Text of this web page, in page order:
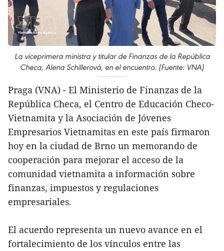
La viceprimera ministra y titular de Finanzas de la República
Checa, Alena Schillerová, en el encuentro. (Fuente: VNA)
Praga (VNA) - El Ministerio de Finanzas de la
República Checa, el Centro de Educación Checo-
Vietnamita y la Asociación de Jóvenes
Empresarios Vietnamitas en este país firmaron
hoy en la ciudad de Brno un memorando de
cooperación para mejorar el acceso de la
comunidad vietnamita a información sobre
finanzas, impuestos y regulaciones
empresariales.
El acuerdo representa un nuevo avance en el
fortalecimiento de los vínculos entre las